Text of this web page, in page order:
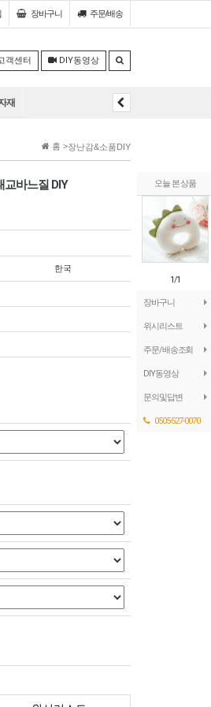
장바구니 주문/배송
오늘 본 상품
1/1
장바구니
위시리스트
주문/배송조회
DIY동영상
문의및답변
0505-527-0070
객센터 DIY동영상
재
홈 >장난감&소품DIY
교바느질 DIY
한국